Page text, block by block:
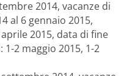
2014, vacanze di
al 6 gennaio 2015,
2015, data di fine
2 maggio 2015, 1-2